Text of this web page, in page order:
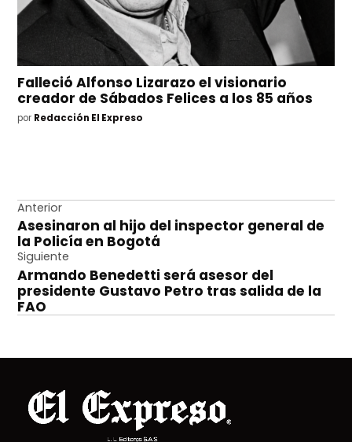
Falleció Alfonso Lizarazo el visionario
creador de Sábados Felices a los 85 años
por Redacción El Expreso
Navegación
de
entradas
Anterior
Asesinaron al hijo del inspector general de
la Policía en Bogotá
Siguiente
Armando Benedetti será asesor del
presidente Gustavo Petro tras salida de la
FAO